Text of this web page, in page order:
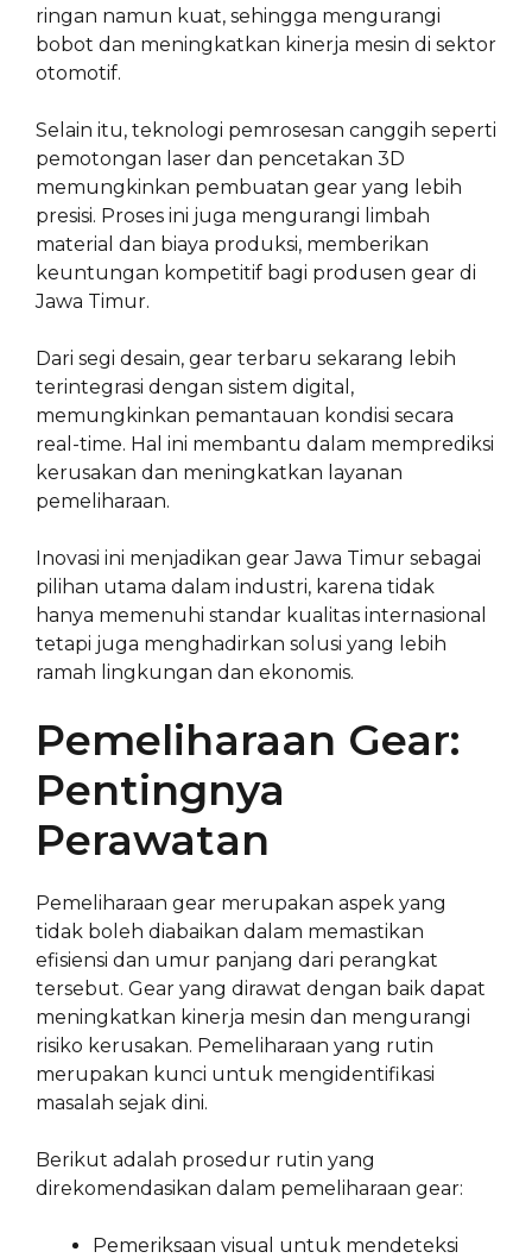
ringan namun kuat, sehingga mengurangi
bobot dan meningkatkan kinerja mesin di sektor
otomotif.
Selain itu, teknologi pemrosesan canggih seperti
pemotongan laser dan pencetakan 3D
memungkinkan pembuatan gear yang lebih
presisi. Proses ini juga mengurangi limbah
material dan biaya produksi, memberikan
keuntungan kompetitif bagi produsen gear di
Jawa Timur.
Dari segi desain, gear terbaru sekarang lebih
terintegrasi dengan sistem digital,
memungkinkan pemantauan kondisi secara
real-time. Hal ini membantu dalam memprediksi
kerusakan dan meningkatkan layanan
pemeliharaan.
Inovasi ini menjadikan gear Jawa Timur sebagai
pilihan utama dalam industri, karena tidak
hanya memenuhi standar kualitas internasional
tetapi juga menghadirkan solusi yang lebih
ramah lingkungan dan ekonomis.
Pemeliharaan Gear:
Pentingnya
Perawatan
Pemeliharaan gear merupakan aspek yang
tidak boleh diabaikan dalam memastikan
efisiensi dan umur panjang dari perangkat
tersebut. Gear yang dirawat dengan baik dapat
meningkatkan kinerja mesin dan mengurangi
risiko kerusakan. Pemeliharaan yang rutin
merupakan kunci untuk mengidentifikasi
masalah sejak dini.
Berikut adalah prosedur rutin yang
direkomendasikan dalam pemeliharaan gear:
Pemeriksaan visual untuk mendeteksi